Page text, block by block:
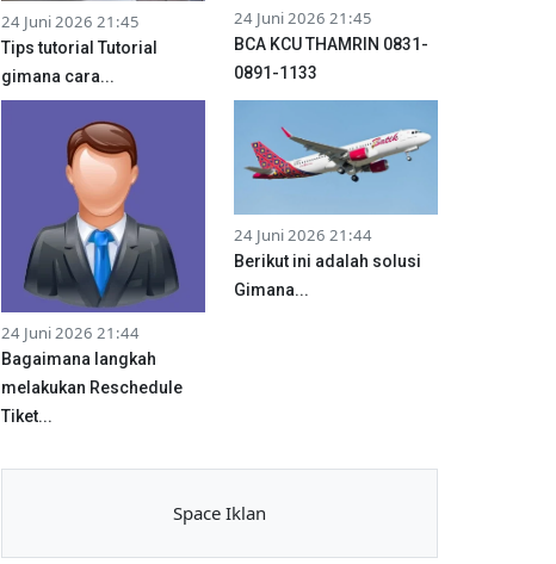
24 Juni 2026 21:45
Tips tutorial Tutorial
gimana cara...
24 Juni 2026 21:45
BCA KCU THAMRIN 0831-
0891-1133
24 Juni 2026 21:44
Bagaimana langkah
melakukan Reschedule
Tiket...
24 Juni 2026 21:44
Berikut ini adalah solusi
Gimana...
Space Iklan